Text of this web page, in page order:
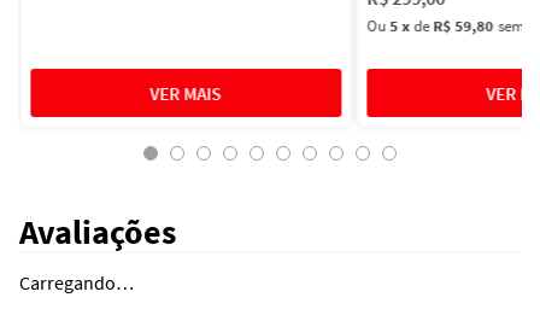
Ou5xdeR$ 59,80 sem
Avaliações
Carregando…